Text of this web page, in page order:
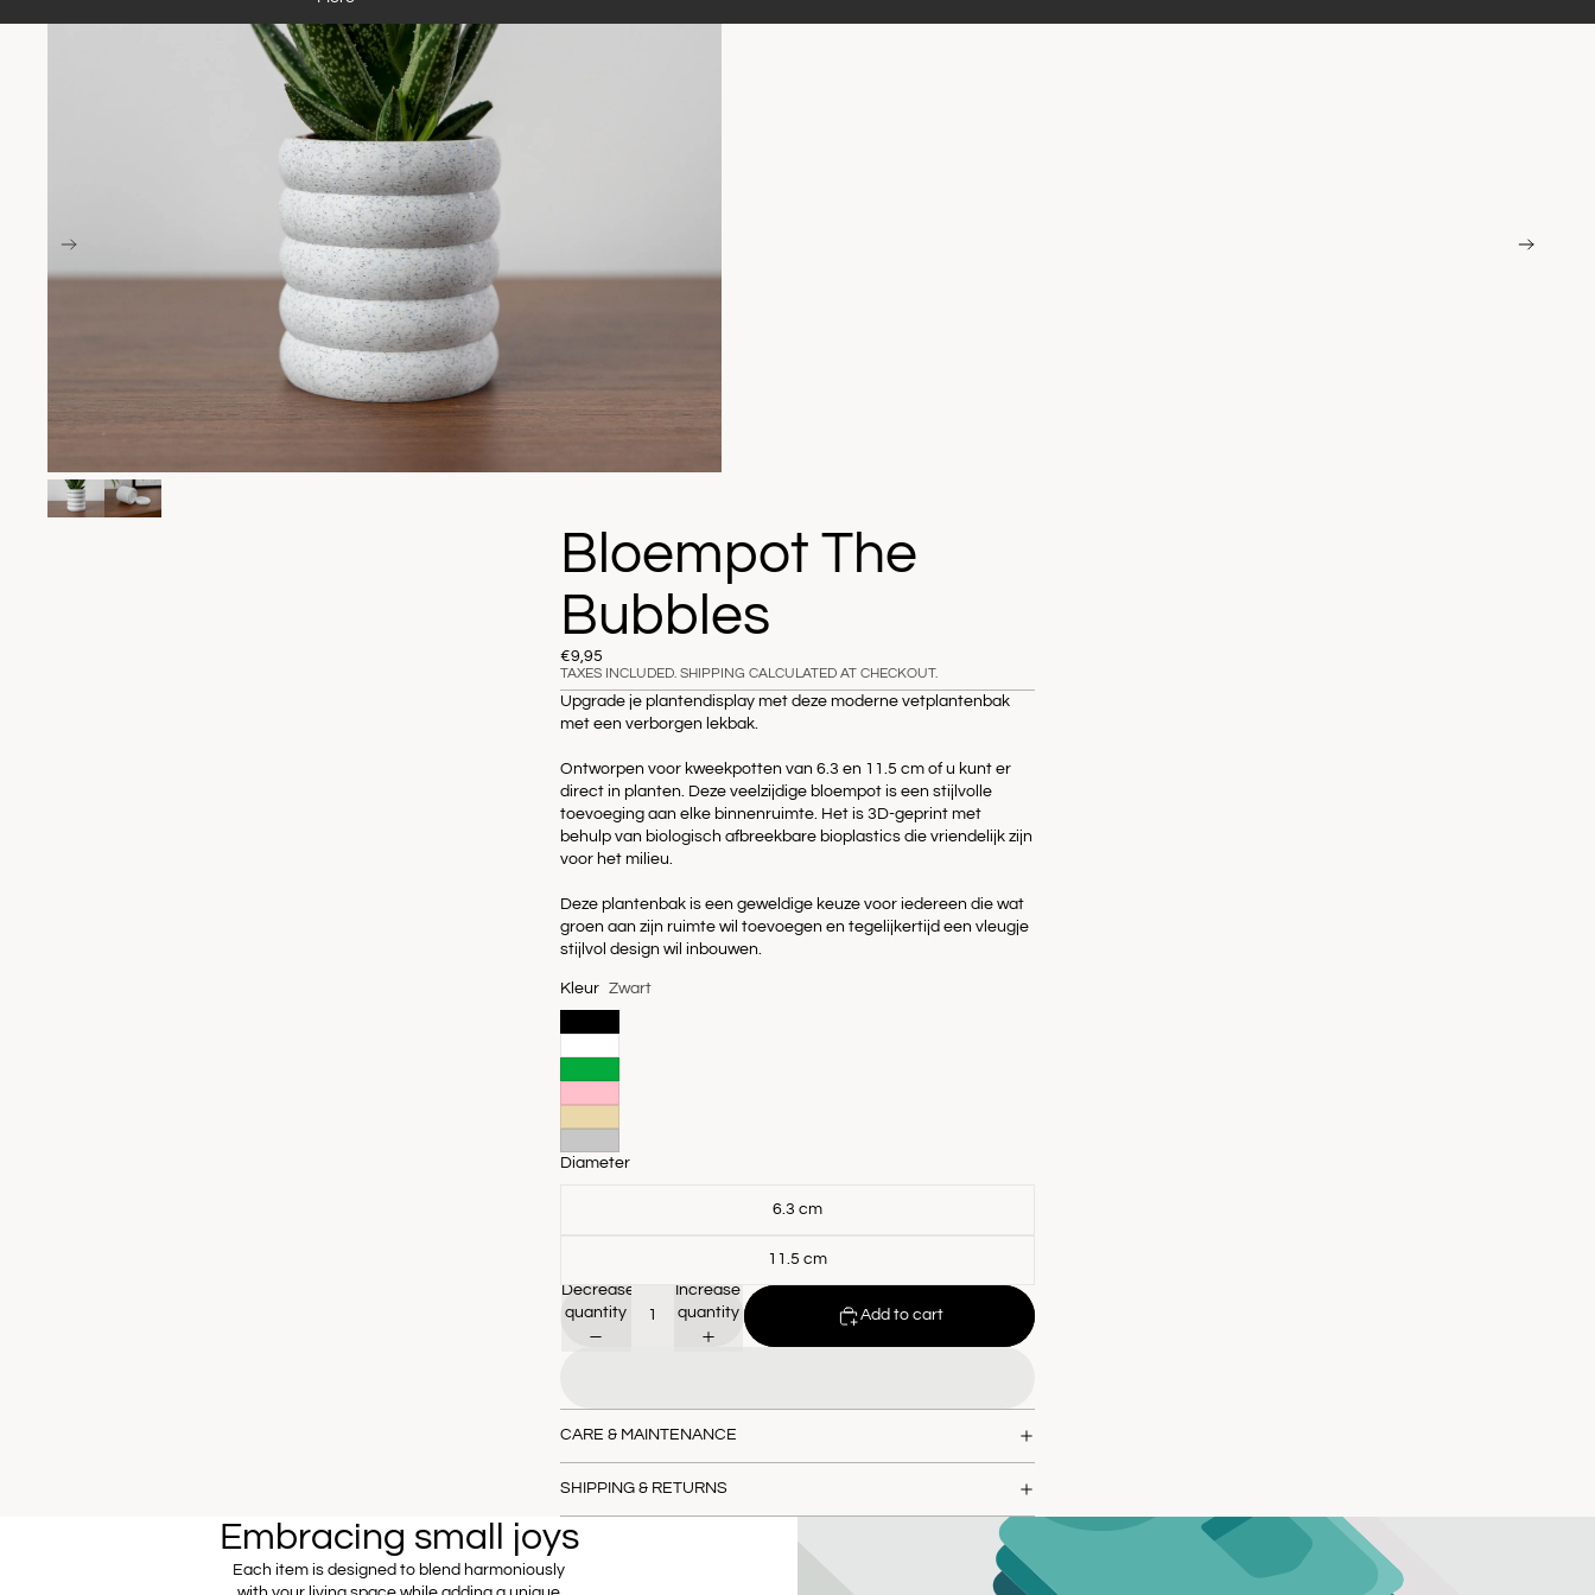
Bloempot The
Bubbles
€9,95
TAXES INCLUDED. SHIPPING CALCULATED AT CHECKOUT.
Upgrade je plantendisplay met deze moderne vetplantenbak
met een verborgen lekbak.
Ontworpen voor kweekpotten van 6.3 en 11.5 cm of u kunt er
direct in planten. Deze veelzijdige bloempot is een stijlvolle
toevoeging aan elke binnenruimte. Het is 3D-geprint met
behulp van biologisch afbreekbare bioplastics die vriendelijk zijn
voor het milieu.
Deze plantenbak is een geweldige keuze voor iedereen die wat
groen aan zijn ruimte wil toevoegen en tegelijkertijd een vleugje
stijlvol design wil inbouwen.
Kleur Zwart
Diameter
6.3 cm
11.5 cm
Decrease
quantity
Increase
quantity
Add to cart
CARE & MAINTENANCE
SHIPPING & RETURNS
Embracing small joys
Each item is designed to blend harmoniously